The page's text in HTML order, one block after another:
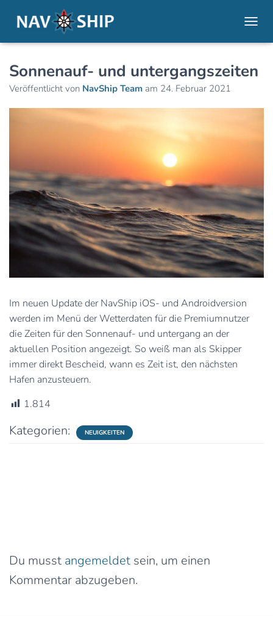
Sonnenauf- und untergangszeiten
Veröffentlicht von NavShip Team am 24. Februar 2021
Im neuen Update der NavShip iOS- und Androidversion
werden im Menü der Wetterdaten für die Premiumnutzer
die Zeiten für den Sonnenauf- und untergang an der
aktuellen Position angezeigt. So weiß man als Skipper
immer direkt Bescheid, wann es Zeit ist, den nächsten
Hafen anzusteuern.
1.814
Kategorien: NEUIGKEITEN
Du musst angemeldet sein, um einen
Kommentar abzugeben.